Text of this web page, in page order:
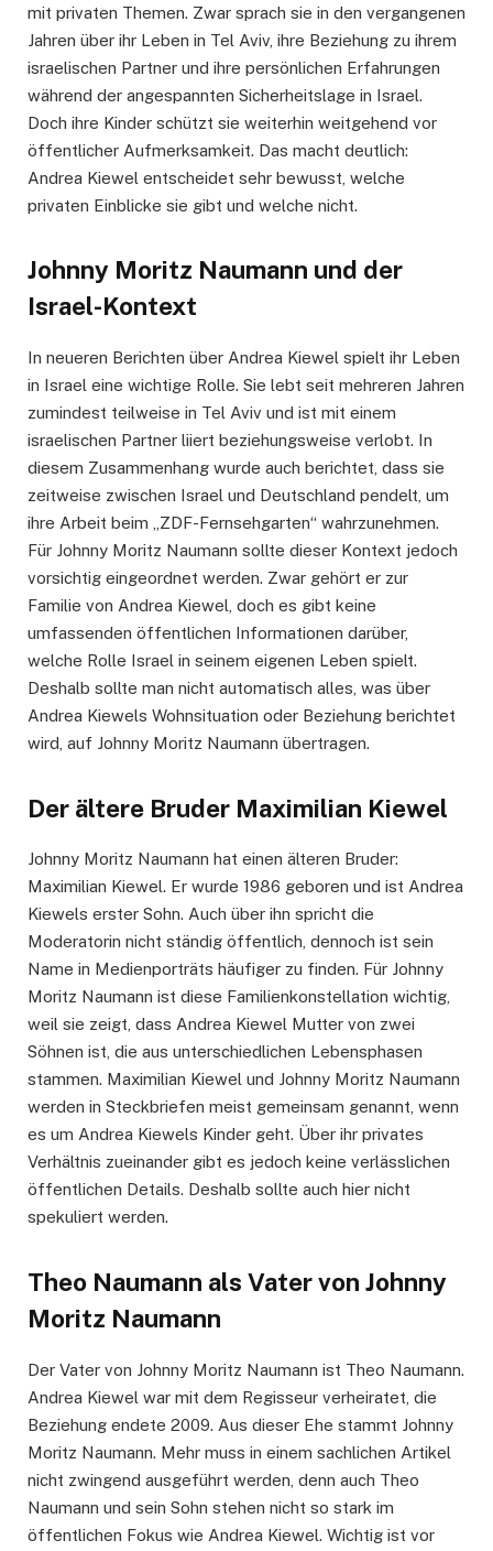
mit privaten Themen. Zwar sprach sie in den vergangenen
Jahren über ihr Leben in Tel Aviv, ihre Beziehung zu ihrem
israelischen Partner und ihre persönlichen Erfahrungen
während der angespannten Sicherheitslage in Israel.
Doch ihre Kinder schützt sie weiterhin weitgehend vor
öffentlicher Aufmerksamkeit. Das macht deutlich:
Andrea Kiewel entscheidet sehr bewusst, welche
privaten Einblicke sie gibt und welche nicht.
Johnny Moritz Naumann und der
Israel-Kontext
In neueren Berichten über Andrea Kiewel spielt ihr Leben
in Israel eine wichtige Rolle. Sie lebt seit mehreren Jahren
zumindest teilweise in Tel Aviv und ist mit einem
israelischen Partner liiert beziehungsweise verlobt. In
diesem Zusammenhang wurde auch berichtet, dass sie
zeitweise zwischen Israel und Deutschland pendelt, um
ihre Arbeit beim „ZDF-Fernsehgarten“ wahrzunehmen.
Für Johnny Moritz Naumann sollte dieser Kontext jedoch
vorsichtig eingeordnet werden. Zwar gehört er zur
Familie von Andrea Kiewel, doch es gibt keine
umfassenden öffentlichen Informationen darüber,
welche Rolle Israel in seinem eigenen Leben spielt.
Deshalb sollte man nicht automatisch alles, was über
Andrea Kiewels Wohnsituation oder Beziehung berichtet
wird, auf Johnny Moritz Naumann übertragen.
Der ältere Bruder Maximilian Kiewel
Johnny Moritz Naumann hat einen älteren Bruder:
Maximilian Kiewel. Er wurde 1986 geboren und ist Andrea
Kiewels erster Sohn. Auch über ihn spricht die
Moderatorin nicht ständig öffentlich, dennoch ist sein
Name in Medienporträts häufiger zu finden. Für Johnny
Moritz Naumann ist diese Familienkonstellation wichtig,
weil sie zeigt, dass Andrea Kiewel Mutter von zwei
Söhnen ist, die aus unterschiedlichen Lebensphasen
stammen. Maximilian Kiewel und Johnny Moritz Naumann
werden in Steckbriefen meist gemeinsam genannt, wenn
es um Andrea Kiewels Kinder geht. Über ihr privates
Verhältnis zueinander gibt es jedoch keine verlässlichen
öffentlichen Details. Deshalb sollte auch hier nicht
spekuliert werden.
Theo Naumann als Vater von Johnny
Moritz Naumann
Der Vater von Johnny Moritz Naumann ist Theo Naumann.
Andrea Kiewel war mit dem Regisseur verheiratet, die
Beziehung endete 2009. Aus dieser Ehe stammt Johnny
Moritz Naumann. Mehr muss in einem sachlichen Artikel
nicht zwingend ausgeführt werden, denn auch Theo
Naumann und sein Sohn stehen nicht so stark im
öffentlichen Fokus wie Andrea Kiewel. Wichtig ist vor